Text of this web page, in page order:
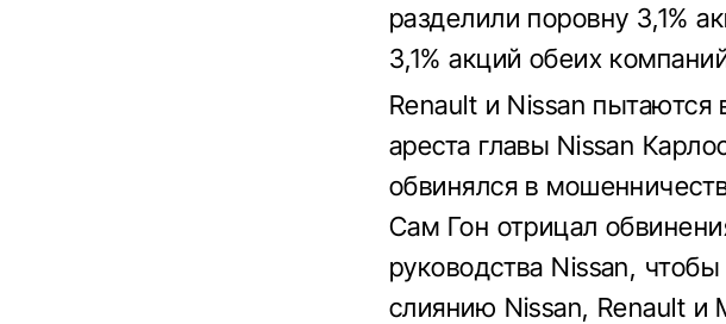
разделили поровну 3,1%
3,1% акций обеих
Renault и Nissan пытаются
ареста главы Nissan
обвинялся в
Сам Гон отрицал
руководства Nissan,
слиянию Nissan, Renault и